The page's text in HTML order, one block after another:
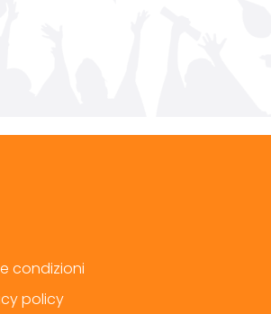
condizioni
policy